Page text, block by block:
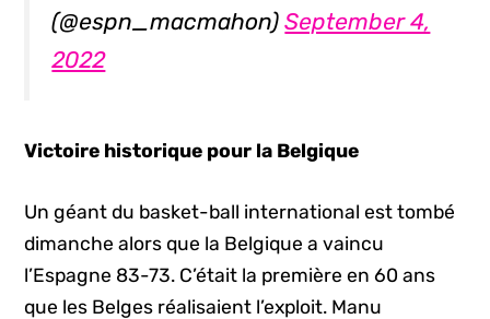
(@espn_macmahon)September 4,
2022
Victoire historique pour la Belgique
Un géant du basket-ball international est tombé
dimanche alors que la Belgique a vaincu
l’Espagne 83-73. C’était la première en 60 ans
que les Belges réalisaient l’exploit. Manu